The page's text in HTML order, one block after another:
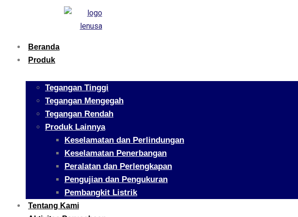
Beranda
Produk
Tegangan Tinggi
Tegangan Mengegah
Tegangan Rendah
Produk Lainnya
Keselamatan dan Perlindungan
Keselamatan Penerbangan
Peralatan dan Perlengkapan
Pengujian dan Pengukuran
Pembangkit Listrik
Tentang Kami